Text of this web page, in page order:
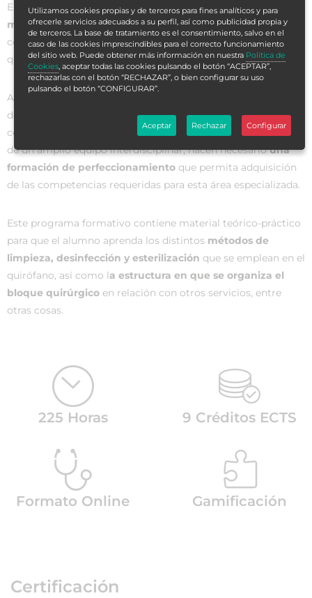
El área quirúrgica, por naturaleza,es compleja, incierta y
muy influenciada por los avancesde la ciencia, la
complejidad de las técnicas utilizas y el avance tecnológico
que se produce de manera constante.
Además, los cambios demográficos, el aumento de la
demanda de la población en criterios de salud y la
contribución de la enfermería al cuidado de la salud dentro
de un amplio equipo interdisciplinar, hacen necesariouna
formación de perfeccionamiento que permita adquisición
de las competencias requeridas para esta área especializada.
Este programa formativo contiene material teórico-práctico
para que el alumno aprenda los distintos métodos de
limpieza, desinfección y esterilización que se emplean en el
quirófano, así como la estructura en que se organiza el
bloque quirúrgico en relación con otros servicios, entre
otras cosas.
225 Horas 9 Créditos ECTS
Formato Online Gamificación
Certificación
Utilizamos cookies propias y de terceros para fines analíticos y para
ofrecerle servicios adecuados a su perfil, así como publicidad propia y
de terceros. La base de tratamiento es el consentimiento, salvo en el
caso de las cookies imprescindibles para el correcto funcionamiento
del sitio web. Puede obtener más información en nuestra Política de
Cookies , aceptar todas las cookies pulsando el botón “ACEPTAR”,
rechazarlas con el botón “RECHAZAR”, o bien configurar su uso
pulsando el botón “CONFIGURAR”.
Aceptar Rechazar Configurar